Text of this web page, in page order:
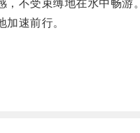
不受束缚地在水中畅游。
速前行。